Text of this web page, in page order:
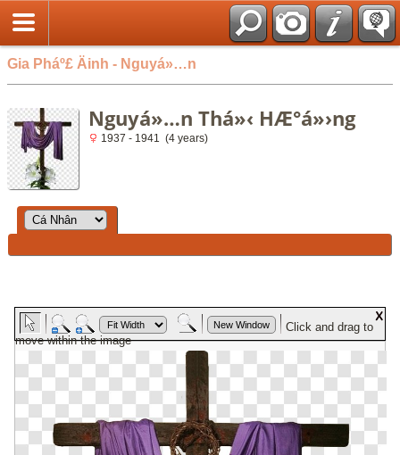
Gia Pháº£ Äinh - Nguyá»…n
Nguyá»…n Thá»‹ HÆ°á»›ng
1937 - 1941 (4 years)